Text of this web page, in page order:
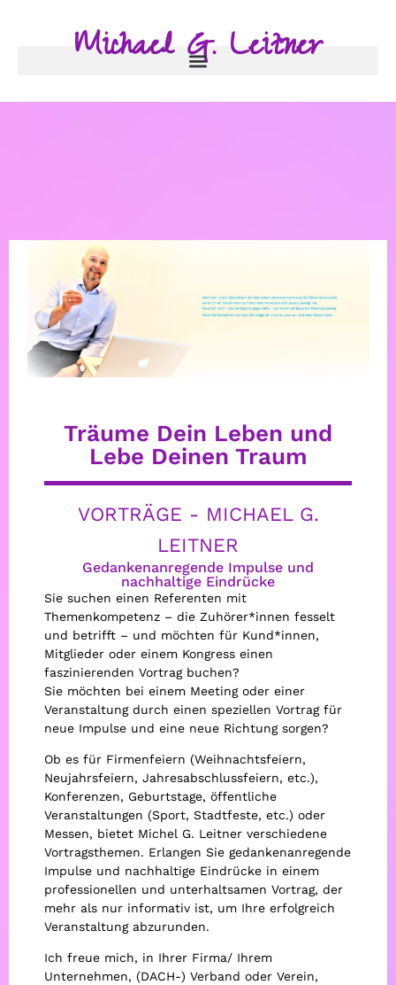
Michael G. Leitner
Träume Dein Leben und
Lebe Deinen Traum
VORTRÄGE - MICHAEL G.
LEITNER
Gedankenanregende Impulse und
nachhaltige Eindrücke
Sie suchen einen Referenten mit
Themenkompetenz – die Zuhörer*innen fesselt
und betrifft – und möchten für Kund*innen,
Mitglieder oder einem Kongress einen
faszinierenden Vortrag buchen?
Sie möchten bei einem Meeting oder einer
Veranstaltung durch einen speziellen Vortrag für
neue Impulse und eine neue Richtung sorgen?
Ob es für Firmenfeiern (Weihnachtsfeiern,
Neujahrsfeiern, Jahresabschlussfeiern, etc.),
Konferenzen, Geburtstage, öffentliche
Veranstaltungen (Sport, Stadtfeste, etc.) oder
Messen, bietet Michel G. Leitner verschiedene
Vortragsthemen. Erlangen Sie gedankenanregende
Impulse und nachhaltige Eindrücke in einem
professionellen und unterhaltsamen Vortrag, der
mehr als nur informativ ist, um Ihre erfolgreich
Veranstaltung abzurunden.
Ich freue mich, in Ihrer Firma/ Ihrem
Unternehmen, (DACH-) Verband oder Verein,